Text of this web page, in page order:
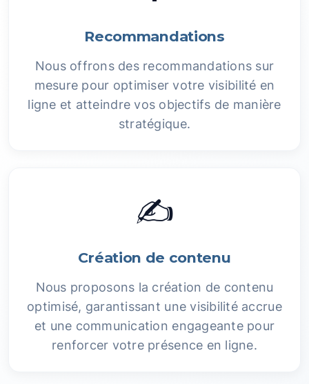
Recommandations
Nous offrons des recommandations sur
mesure pour optimiser votre visibilité en
ligne et atteindre vos objectifs de manière
stratégique.
✍️
Création de contenu
Nous proposons la création de contenu
optimisé, garantissant une visibilité accrue
et une communication engageante pour
renforcer votre présence en ligne.